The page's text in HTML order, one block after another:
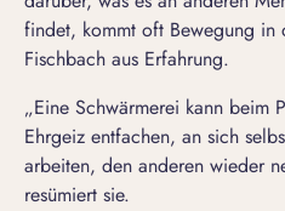
findet, kommt oft Bewegung in
Fischbach aus Erfahrung.
„Eine Schwärmerei kann beim
Ehrgeiz entfachen, an sich
arbeiten, den anderen wieder
resümiert sie.